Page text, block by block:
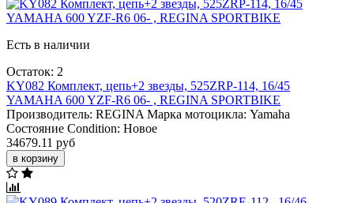
Есть в наличии
Остаток: 2
KY082 Комплект, цепь+2 звезды, 525ZRP-114, 16/45
YAMAHA 600 YZF-R6 06- , REGINA SPORTBIKE
Производитель: REGINA Марка мотоцикла: Yamaha
Состояние Condition: Новое
34679.11 руб
в корзину